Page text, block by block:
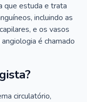
que estuda e trata
incluindo as
e os vasos
é chamado
circulatório,